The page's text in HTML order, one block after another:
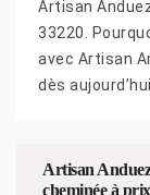
Artisan
33220.
avec Artisan
dès
Artisan
cheminée à